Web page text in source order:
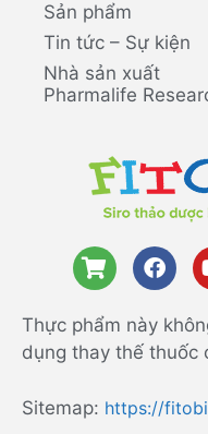
Sản phẩm
Tin tức – Sự kiện
Nhà sản xuất
Pharmalife
Thực phẩm này
dụng thay thế thuốc
Sitemap: https://